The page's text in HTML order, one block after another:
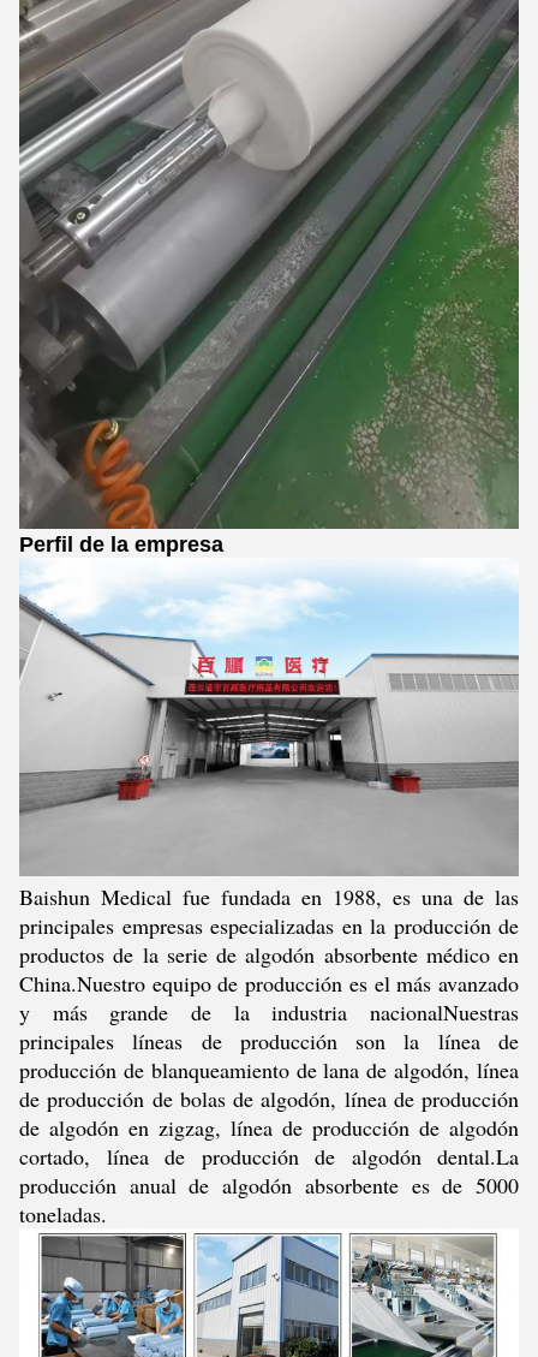
Perfil de la empresa
Baishun Medical fue fundada en 1988, es una de las
principales empresas especializadas en la producción de
productos de la serie de algodón absorbente médico en
China.Nuestro equipo de producción es el más avanzado
y más grande de la industria nacionalNuestras
principales líneas de producción son la línea de
producción de blanqueamiento de lana de algodón, línea
de producción de bolas de algodón, línea de producción
de algodón en zigzag, línea de producción de algodón
cortado, línea de producción de algodón dental.La
producción anual de algodón absorbente es de 5000
toneladas.